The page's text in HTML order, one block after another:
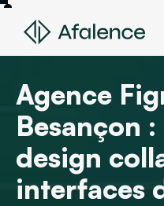
Agence
Besançon
design
interfaces